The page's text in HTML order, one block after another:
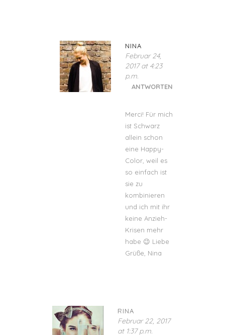
NINA
Februar 24,
2017 at 4:23
p.m.
ANTWORTEN
Merci! Für mich
ist Schwarz
allein schon
eine Happy-
Color, weil es
so einfach ist
sie zu
kombinieren
und ich mit ihr
keine Anzieh-
Krisen mehr
habe 😉 Liebe
Grüße, Nina
RINA
Februar 22, 2017
at 1:37 p.m.